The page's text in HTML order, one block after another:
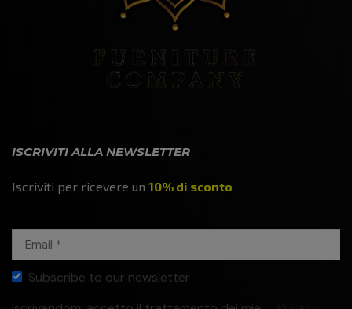
ISCRIVITI ALLA NEWSLETTER
Iscriviti per ricevere un 10% di sconto
Subscribe to our newsletter